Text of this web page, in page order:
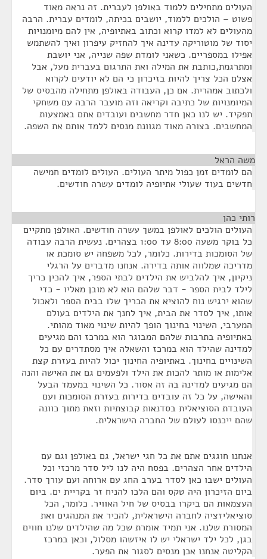
העולים מתחילים ללמוד באולפן לעברית. זה נראה מאוד
פשוט – הולכים ללמוד, יושבים בכיתה, לומדים עברית. הרבה
מהעולים לא למדו קרוא וכתוב באתיופיה, אין להם מיומנויות
יסוד של מוטוריקה עדינה איך להחזיק עיפרון ואיך להשתמש
אפילו במספריים. כשאני לומדת שפה שנייה, אני יושבת
ומתרגמת,כותבת את המילה ואת התרגום בעברית מעל, אבל
אצלם הכל צריך להיות בזיכרון כי הם לא יודעים לקרוא
ולכתוב אמהרית. אם כן, העבודה באולפן מתחילה מהבסיס של
המיומנויות של כתיבה וקריאה וזה מועבר הרבה עם משחקי
תפקיד. יש לנו כאן חדר מחשבים ועובדים אתם באמצעות
המחשבים. בצורה מאוד מגוונת מנסים ללמד אותם את השפה.
משה הראל
הם לומדים זמן כפול מיתר העולים. העולים לומדים חמישה
חדשים בעוד שעולי אתיופיה לומדים עשרה חודשים.
רותי כהן
העולים הולכים לאולפן במשך עשרה חודשים. האולפן מתקיים
כל בוקר משעה 8:00 עד 1:00 בצהרים. נעשית הרבה עבודה
של הסומכות בדירות. כלומר, לכל משפחה יש סומכת או
מדריכה שמלווה אותה בדירה. אנחנו מדברים על הרגלי
ניקיון, איך להלביש את הילדים לבתי הספר, איך להכין כריך
לילד לבית הספר - דבר שלהם הוא לא מובן מאליו - כדי
שהוא ירגיש נוח להוציא את הכריך שלו בבית הספר ולאכול
אותו, איך לסדר את הבית, איך לחנך את הילדים בעולם
המערבי, השינוי בחינוך הופך להיות שינוי מאוד מהותי.
באתיופיה בתרבות שלהם המבוגר הוא במרכז והם מגיעים
למדינה שהילד הוא במרכז והשאלה איך מסתדרים עם כל
השינויים בחינוך. באתיופיה החינוך יכול להיות בעזרת קצת
אלימות או מותר להכות את הילד ולפעמים גם את האישה והנה
הם מגיעים למדינה בה זה אסור. כל השינוי במעמד הבעל
והאישה, על כל זה עובדים בדירות בעזרת הסומכות ועם
העובדת הסוציאלית בסדנאות קבוצתיות וזאת מתוך כוונה
שהם ייכנסו לעולם של החברה הישראלית.
אנחנו חוגגים אתם את כל חגי ישראל, גם באולפן וגם עם
הילדים אחר הצהרים. בפסח היה לנו ליל סדר מרכזי וכל
העולים ישבו כאן לסדר בערב החג עם ארוחה ועם עורך סדר.
ביום הזיכרון היה טקס והם הלכו להניח זר בקריית ים. ביום
העצמאות הם ביקרו בבסיס של חיל האוויר. כלומר, הכל
סוציאליזציה לחברה הישראלית, להכיר את המנהגים ואת
המסורת שלנו. אני תמיד אומרת שכל מה שהילדים שלנו חווים
בגן, לכל ילד ישראלי יש לו איזשהו מסלול, וכאן במרכז
הקליטה אנחנו אכן מנסים לסגור את הפער.